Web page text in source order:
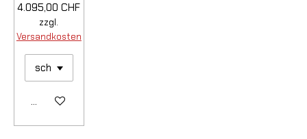
4.095,00 CHF
zzgl.
Versandkosten
Details anzeigen